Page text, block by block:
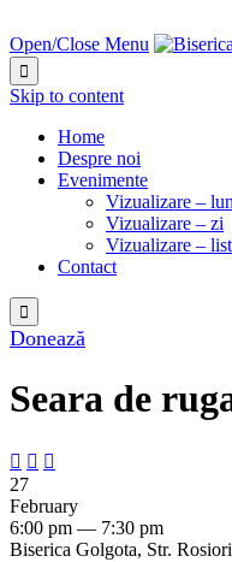
Open/Close Menu

Skip to content
Home
Despre noi
Evenimente
Vizualizare –
Vizualizare – zi
Vizualizare –
Contact

Donează
Seara de
  
27
February
6:00 pm — 7:30 pm
Biserica Golgota, Str.